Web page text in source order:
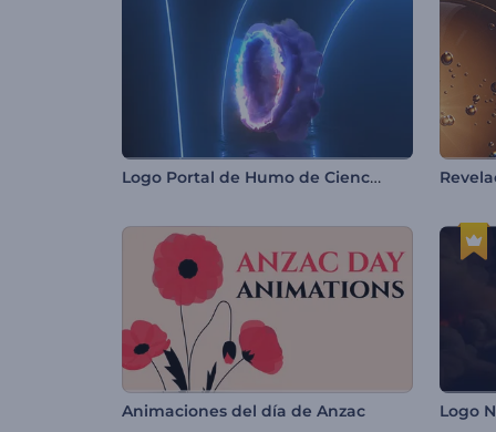
Logo Portal de Humo de Ciencia Ficción
Animaciones del día de Anzac